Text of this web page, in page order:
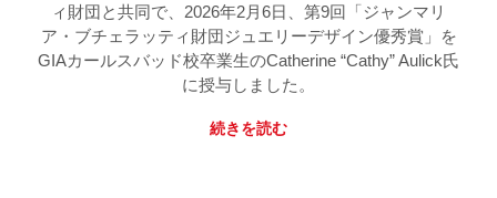
ィ財団と共同で、2026年2月6日、第9回「ジャンマリ
ア・ブチェラッティ財団ジュエリーデザイン優秀賞」を
GIAカールスバッド校卒業生のCatherine “Cathy” Aulick氏
に授与しました。
続きを読む